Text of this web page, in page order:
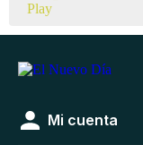
Mi cuenta